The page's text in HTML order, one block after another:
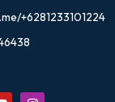
+6281233101224